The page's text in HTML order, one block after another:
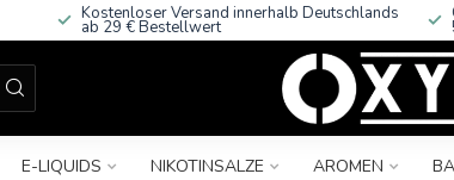
Kostenloser Versand innerhalb Deutschlands
ab 29 € Bestellwert
E-LIQUIDS NIKOTINSALZE AROMEN